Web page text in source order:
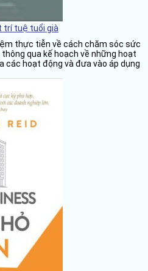
trí tuệ tuổi già
thực tiễn về cách chăm sóc sức
qua kế hoạch về những hoạt
các hoạt động và đưa vào áp dụng